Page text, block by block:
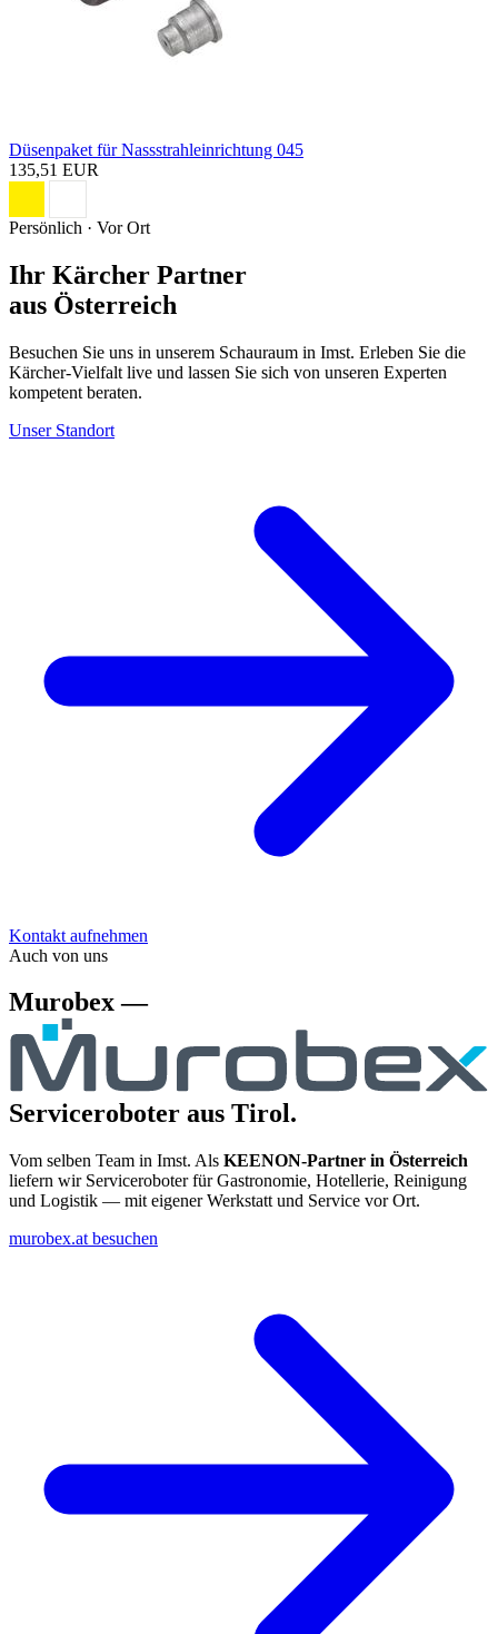
Düsenpaket für Nassstrahleinrichtung 045
135,51 EUR
Persönlich · Vor Ort
Ihr Kärcher Partner
aus Österreich
Besuchen Sie uns in unserem Schauraum in Imst. Erleben Sie die
Kärcher-Vielfalt live und lassen Sie sich von unseren Experten
kompetent beraten.
Unser Standort
Kontakt aufnehmen
Auch von uns
Murobex —
Serviceroboter aus Tirol.
Vom selben Team in Imst. Als KEENON-Partner in Österreich
liefern wir Serviceroboter für Gastronomie, Hotellerie, Reinigung
und Logistik — mit eigener Werkstatt und Service vor Ort.
murobex.at besuchen